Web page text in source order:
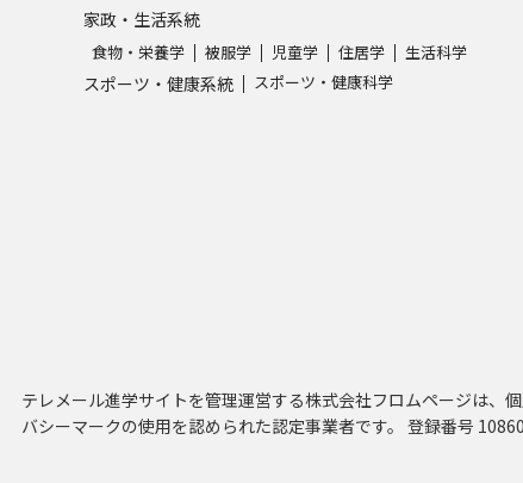
家政・生活系統
食物・栄養学 被服学 児童学 住居学 生活科学
スポーツ・健康系統 スポーツ・健康科学
テレメール進学サイトを管理運営する株式会社フロムページは、
バシーマークの使用を認められた認定事業者です。 登録番号